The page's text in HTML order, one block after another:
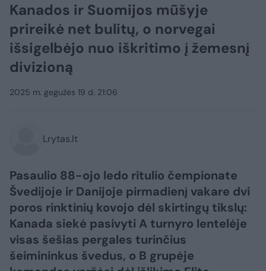
Kanados ir Suomijos mūšyje
prireikė net bulitų, o norvegai
išsigelbėjo nuo iškritimo į žemesnį
divizioną
2025 m. gegužės 19 d. 21:06
Lrytas.lt
Pasaulio 88-ojo ledo ritulio čempionate
Švedijoje ir Danijoje pirmadienį vakare dvi
poros rinktinių kovojo dėl skirtingų tikslų:
Kanada siekė pasivyti A turnyro lentelėje
visas šešias pergales turinčius
šeimininkus švedus, o B grupėje